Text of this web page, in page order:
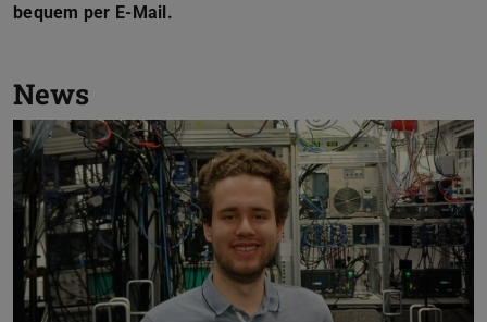
bequem per E-Mail.
News